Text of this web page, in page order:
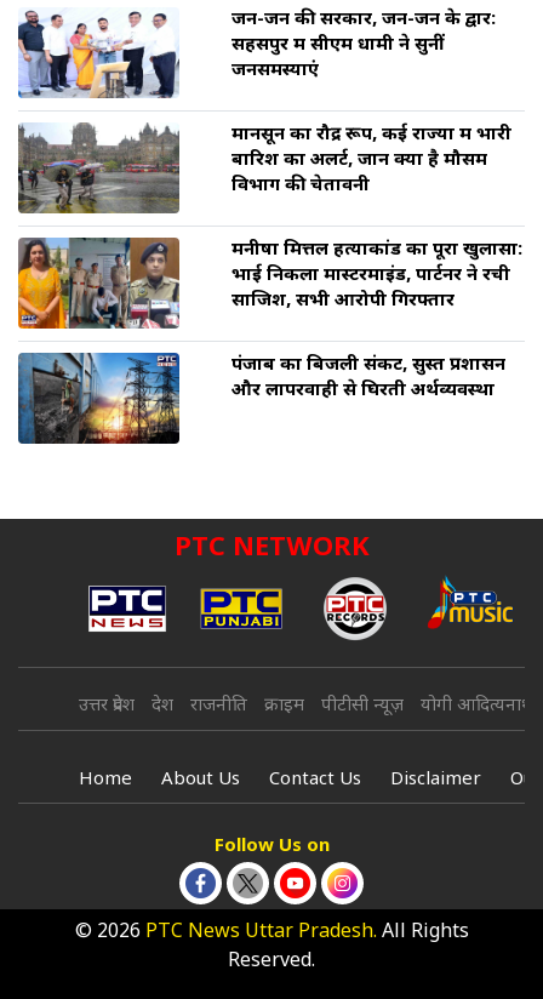
जन-जन की सरकार, जन-जन के द्वार:
सहसपुर में सीएम धामी ने सुनीं
जनसमस्याएं
मानसून का रौद्र रूप, कई राज्यों में भारी
बारिश का अलर्ट, जानें क्या है मौसम
विभाग की चेतावनी
मनीषा मित्तल हत्याकांड का पूरा खुलासा:
भाई निकला मास्टरमाइंड, पार्टनर ने रची
साजिश, सभी आरोपी गिरफ्तार
पंजाब का बिजली संकट, सुस्त प्रशासन
और लापरवाही से घिरती अर्थव्यवस्था
PTC NETWORK
उत्तर प्रदेश देश राजनीति क्राइम पीटीसी न्यूज़ योगी आदित्यनाथ
Home About Us Contact Us Disclaimer
Follow Us on
© 2026 PTC News Uttar Pradesh. All Rights
Reserved.